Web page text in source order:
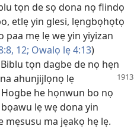
tọn de sọ dona nọ flindọ
etlẹ yin glesi, lẹngbọhọtọ
mẹ lẹ wẹ yin yiyizan
12; Owalọ lẹ 4:13)
tọn dagbe de nọ hẹn
ahunjijlọnọ lẹ
he họnwun bo nọ
lẹ wẹ dona yin
mẹsusu ma jẹakọ hẹ lẹ.